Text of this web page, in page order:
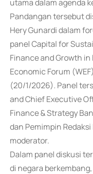
utama dalam agenda
Pandangan tersebut
Hery Gunardi dalam
panel Capital for
Finance and Growth
Economic Forum
(20/1/2026). Panel
and Chief Executive
Finance & Strategy
dan Pemimpin
moderator.
Dalam panel diskusi
di negara